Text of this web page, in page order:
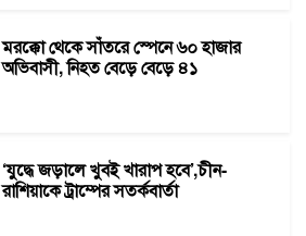
মরক্কো থেকে সাঁতরে স্পেনে ৬০ হাজার
অভিবাসী, নিহত বেড়ে বেড়ে ৪১
‘যুদ্ধে জড়ালে খুবই খারাপ হবে’,চীন-
রাশিয়াকে ট্রাম্পের সতর্কবার্তা